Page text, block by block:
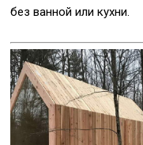
без ванной или кухни.